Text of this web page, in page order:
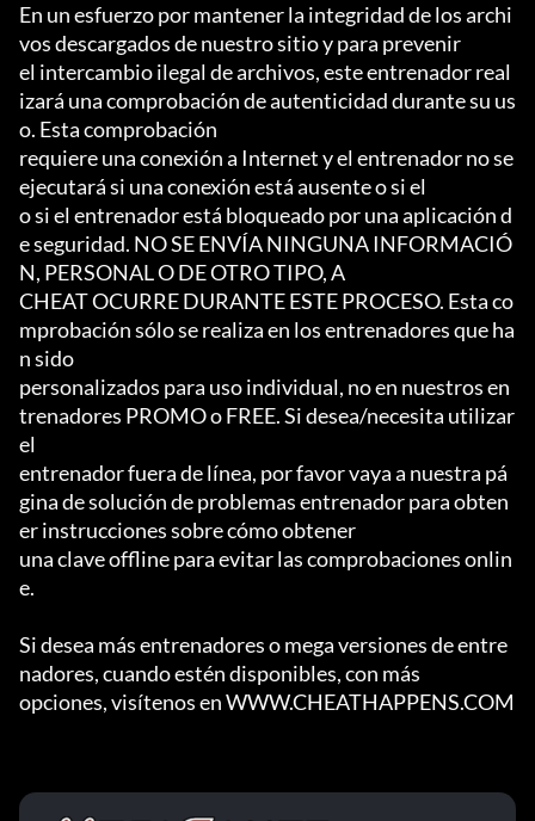
En un esfuerzo por mantener la integridad de los archi
vos descargados de nuestro sitio y para prevenir
el intercambio ilegal de archivos, este entrenador real
izará una comprobación de autenticidad durante su us
o. Esta comprobación
requiere una conexión a Internet y el entrenador no se
ejecutará si una conexión está ausente o si el
o si el entrenador está bloqueado por una aplicación d
e seguridad. NO SE ENVÍA NINGUNA INFORMACIÓ
N, PERSONAL O DE OTRO TIPO, A
CHEAT OCURRE DURANTE ESTE PROCESO. Esta co
mprobación sólo se realiza en los entrenadores que ha
n sido
personalizados para uso individual, no en nuestros en
trenadores PROMO o FREE. Si desea/necesita utilizar
el
entrenador fuera de línea, por favor vaya a nuestra pá
gina de solución de problemas entrenador para obten
er instrucciones sobre cómo obtener
una clave offline para evitar las comprobaciones onlin
e.
Si desea más entrenadores o mega versiones de entre
nadores, cuando estén disponibles, con más
opciones, visítenos en WWW.CHEATHAPPENS.COM